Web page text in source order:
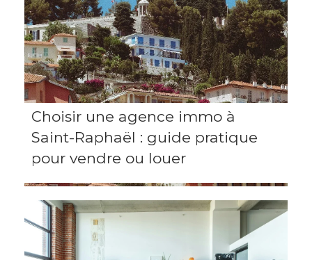
Choisir une agence immo à
Saint-Raphaël : guide pratique
pour vendre ou louer